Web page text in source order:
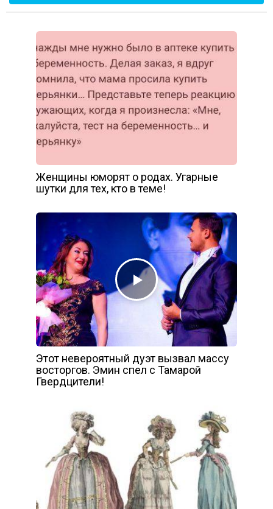
Женщины юморят о родах. Угарные
шутки для тех, кто в теме!
Этот невероятный дуэт вызвал массу
восторгов. Эмин спел с Тамарой
Гвердцители!